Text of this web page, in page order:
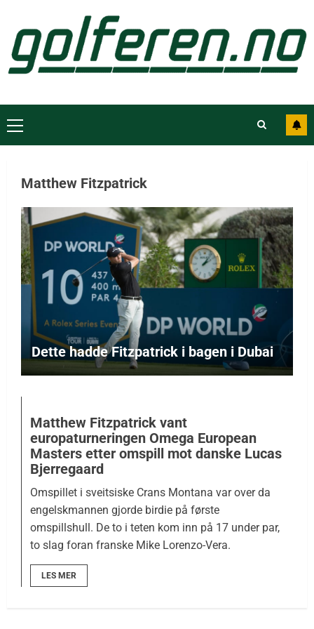
Matthew Fitzpatrick
Dette hadde Fitzpatrick i bagen i Dubai
Matthew Fitzpatrick vant
europaturneringen Omega European
Masters etter omspill mot danske Lucas
Bjerregaard
Omspillet i sveitsiske Crans Montana var over da
engelskmannen gjorde birdie på første
omspillshull. De to i teten kom inn på 17 under par,
to slag foran franske Mike Lorenzo-Vera.
LES MER